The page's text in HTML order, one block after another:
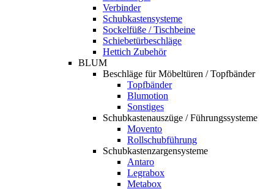
Verbinder
Schubkastensysteme
Sockelfüße / Tischbeine
Schiebetürbeschläge
Hettich Zubehör
BLUM
Beschläge für Möbeltüren / Topfbänder
Topfbänder
Blumotion
Sonstiges
Schubkastenauszüge / Führungssysteme
Movento
Rollschubführung
Schubkastenzargensysteme
Antaro
Legrabox
Metabox